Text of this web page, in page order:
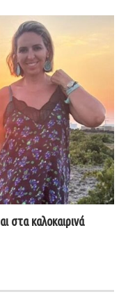
στα καλοκαιρινά